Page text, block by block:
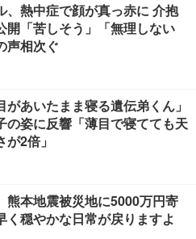
、熱中症で顔が真っ赤に 介抱
開「苦しそう」「無理しない
声相次ぐ
があいたまま寝る遺伝弟くん」
の姿に反響「薄目で寝てても天
2倍」
熊本地震被災地に5000万円寄
く穏やかな日常が戻りますよ